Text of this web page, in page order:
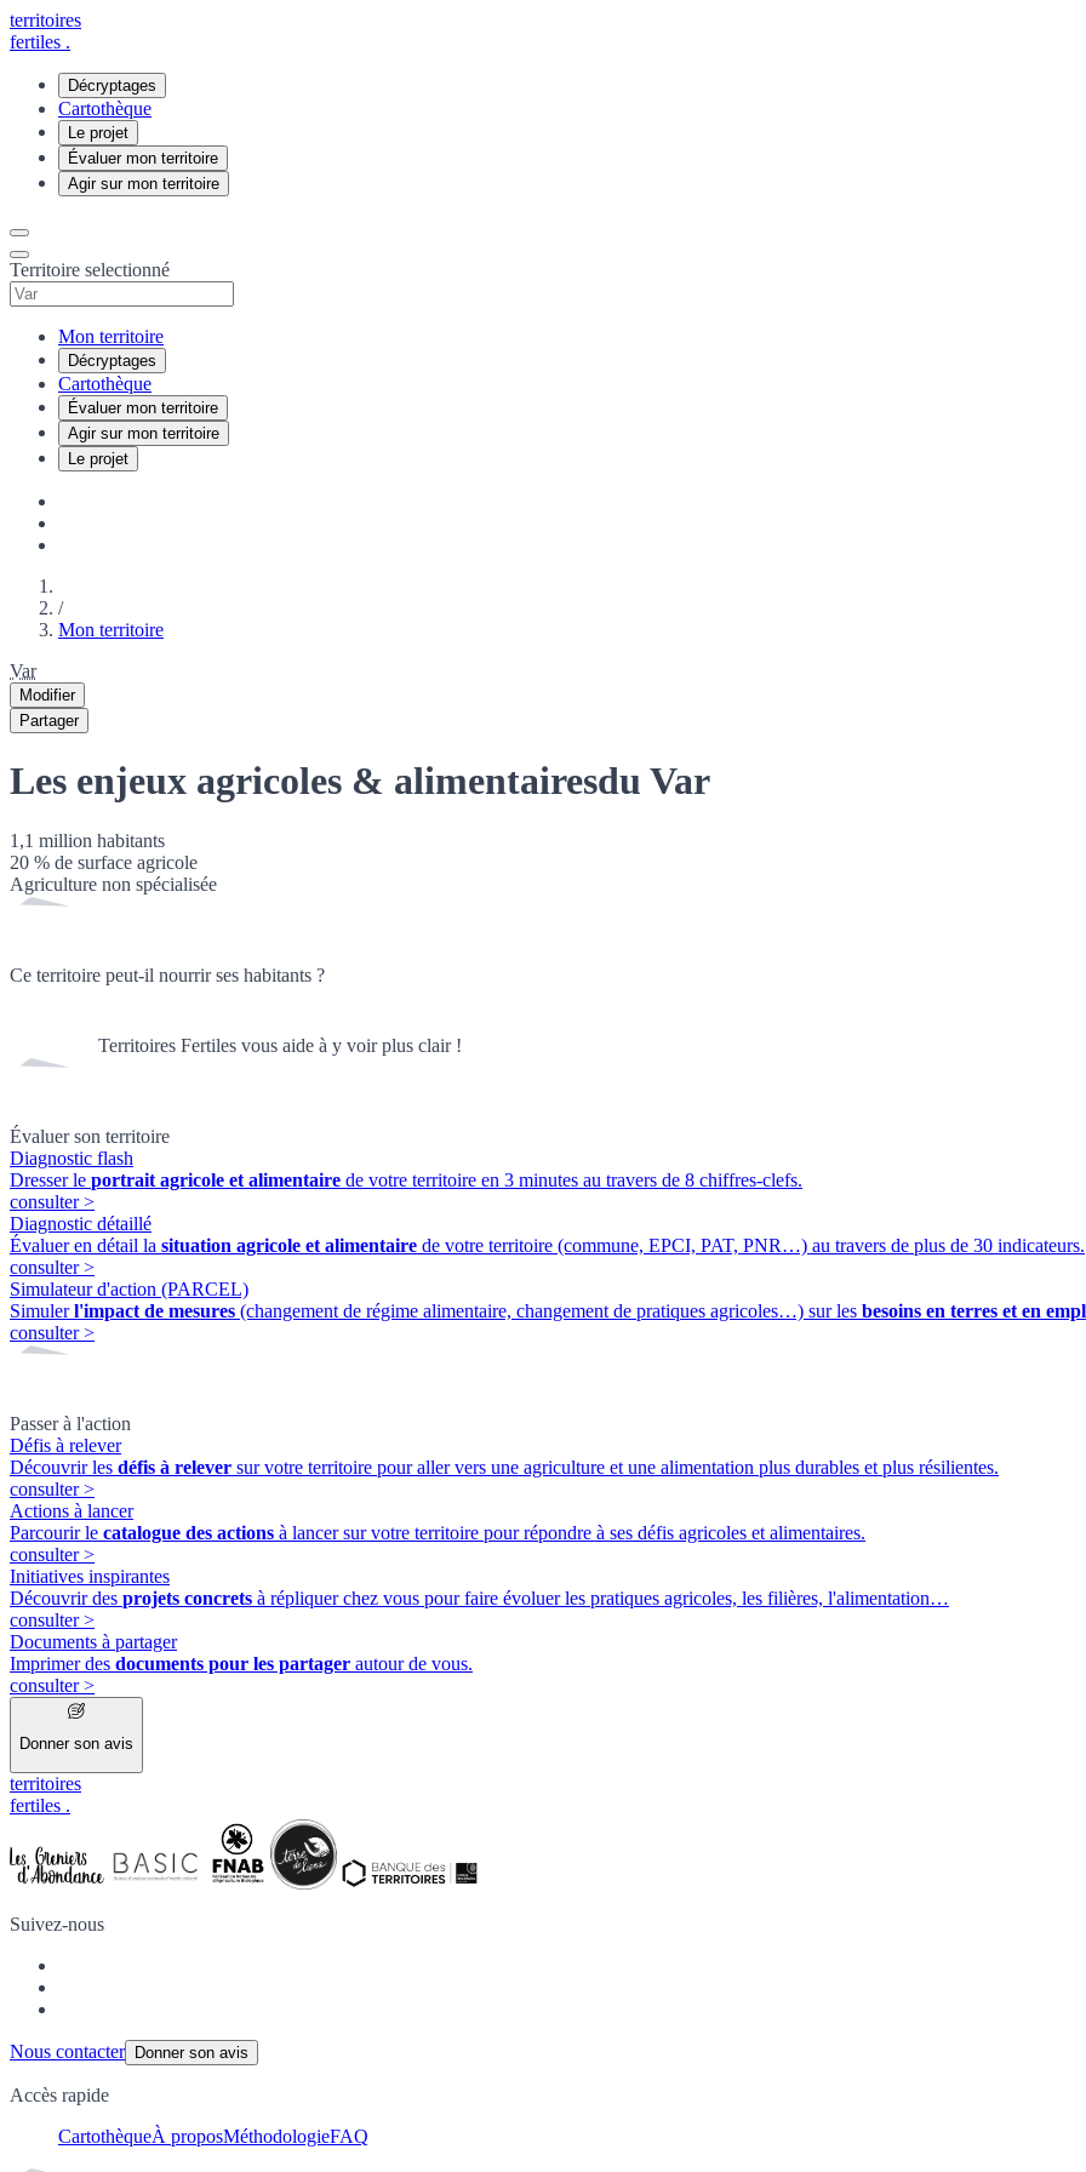
territoires
fertiles .
Décryptages
Cartothèque
Le projet
Évaluer mon territoire
Agir sur mon territoire
Territoire selectionné
Mon territoire
Décryptages
Cartothèque
Évaluer mon territoire
Agir sur mon territoire
Le projet
/
Mon territoire
Var
Modifier
Partager
Les enjeux agricoles & alimentairesdu Var
1,1 million habitants
20 % de surface agricole
Agriculture non spécialisée
Ce territoire peut-il nourrir ses habitants ?
Territoires Fertiles vous aide à y voir plus clair !
Évaluer son territoire
Diagnostic flash
Dresser le portrait agricole et alimentaire de votre territoire en 3 minutes au travers de 8 chiffres-clefs.
consulter>
Diagnostic détaillé
Évaluer en détail la situation agricole et alimentaire de votre territoire (commune, EPCI, PAT, PNR…) au travers de plus de 30 indicateurs.
consulter>
Simulateur d'action (PARCEL)
Simulerl'impact de mesures (changement de régime alimentaire, changement de pratiques agricoles…) sur les besoins en terres et en
consulter>
Passer à l'action
Défis à relever
Découvrir les défis à relever sur votre territoire pour aller vers une agriculture et une alimentation plus durables et plus résilientes.
consulter>
Actions à lancer
Parcourir le catalogue des actions à lancer sur votre territoire pour répondre à ses défis agricoles et alimentaires.
consulter>
Initiatives inspirantes
Découvrir des projets concrets à répliquer chez vous pour faire évoluer les pratiques agricoles, les filières, l'alimentation…
consulter>
Documents à partager
Imprimer des documents pour les partager autour de vous.
consulter>
Donner son avis
territoires
fertiles .
Suivez-nous
Nous contacter Donner son avis
Accès rapide
CartothèqueÀ proposMéthodologieFAQ